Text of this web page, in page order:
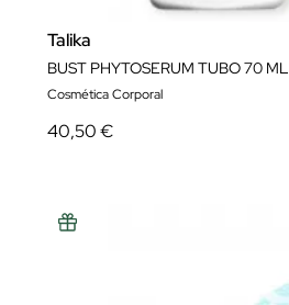
Talika
BUST PHYTOSERUM TUBO 70 ML
Cosmética Corporal
40,50 €